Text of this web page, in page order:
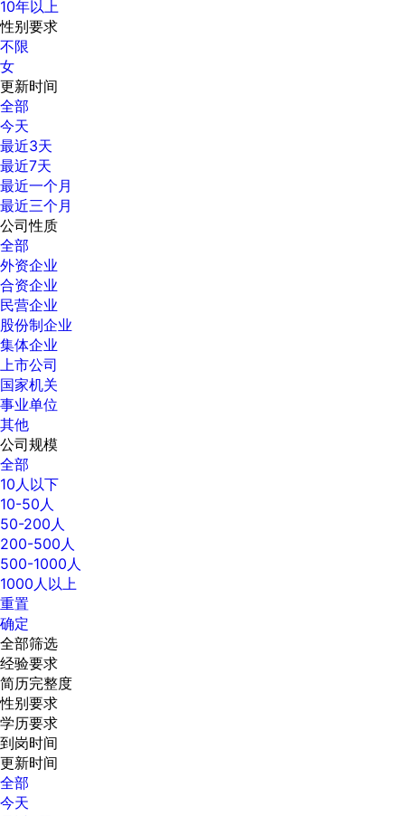
10年以上
性别要求
不限
女
更新时间
全部
今天
最近3天
最近7天
最近一个月
最近三个月
公司性质
全部
外资企业
合资企业
民营企业
股份制企业
集体企业
上市公司
国家机关
事业单位
其他
公司规模
全部
10人以下
10-50人
50-200人
200-500人
500-1000人
1000人以上
重置
确定
全部筛选
经验要求
简历完整度
性别要求
学历要求
到岗时间
更新时间
全部
今天